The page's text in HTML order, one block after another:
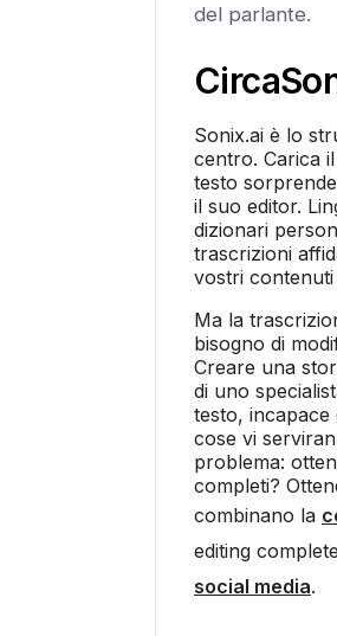
del parlante.
Circa
Sonix.ai è lo
centro. Carica
testo
il suo editor.
dizionari
trascrizioni
vostri contenuti
Ma la
bisogno di
Creare una
di uno
testo,
cose vi
problema:
completi?
combinano la
editing
social media.